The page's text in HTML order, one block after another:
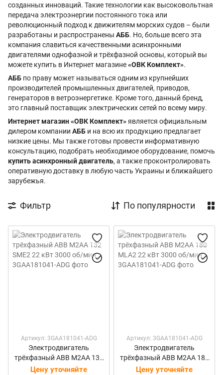
созданных инноваций. Такие технологии как высоковольтная
передача электроэнергии постоянного тока или
революционный подход к движителям морских судов – были
разработаны и распространены АББ. Но, больше всего эта
компания славиться качественными асинхронными
двигателями однофазной и трёхфазной основы, который вы
можете купить в Интернет магазине«ОВК Комплект».
АББ по праву может называться одним из крупнейших
производителей промышленных двигателей, приводов,
генераторов в ветроэнергетике. Кроме того, данный бренд,
это главный поставщик электрических сетей по всему миру.
Интернет магазин «ОВК Комплект»является официальным
дилером компании АББ и на всю их продукцию предлагает
низкие цены. Мы также готовы провести информативную
консультацию, подобрать необходимое оборудование, помочь
купить асинхронный двигатель, а также проконтролировать
оперативную доставку в любую часть Украины и ближайшего
зарубежья.
Фильтр По популярности
Артикул: 3GAA181041-ADG
Электродвигатель
трёхфазный ABB M2AA 132
SME2 22 кВт 3000 об/мин
Цену уточняйте
Артикул: 3GAA181041-ADG
Электродвигатель
трёхфазный ABB M2AA 180
MLA2 22 кВт 3000 об/мин
Цену уточняйте